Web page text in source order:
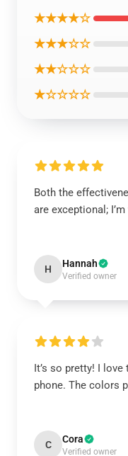
★★★★☆
★★★☆☆
★★☆☆☆
★☆☆☆☆
Both the
are exceptional;
H Hannah
Verified owner
It’s so pretty! I
phone. The colors
C Cora
Verified owner